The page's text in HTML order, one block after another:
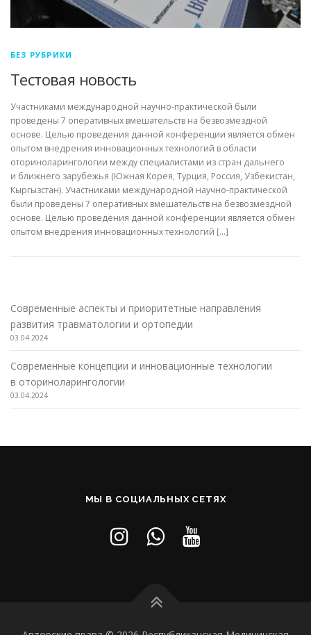
БЕЗ РУБРИКИ
Тестовая новость
Участниками международной научно-практической были
проведены 7 оперативных вмешательств на безвозмездной
основе. Целью проведения данной конференции является обмен
опытом внедрения инновационных технологий в области
оториноларингологии между специалистами из стран дальнего
и ближнего зарубежья (Южная Корея, Турция, Россия, Узбекистан,
Кыргызстан). Участниками международной научно-практической
были проведены 7 оперативных вмешательств на безвозмездной
основе. Целью проведения данной конференции является обмен
опытом внедрения инновационных технологий […]
Современные аспекты и приоритетные направления
развития травматологии и ортопедии
03.04.2024
Современные концепции и инновационные технологии
в оториноларингологии
03.04.2024
МЫ В СОЦИАЛЬНЫХ СЕТЯХ